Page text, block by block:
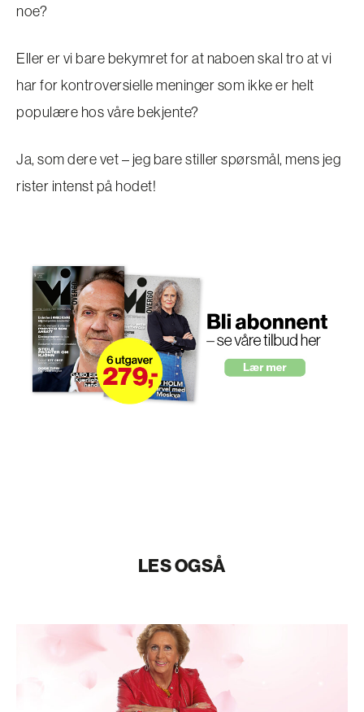
noe?
Eller er vi bare bekymret for at naboen skal tro at vi
har for kontroversielle meninger som ikke er helt
populære hos våre bekjente?
Ja, som dere vet – jeg bare stiller spørsmål, mens jeg
rister intenst på hodet!
LES OGSÅ